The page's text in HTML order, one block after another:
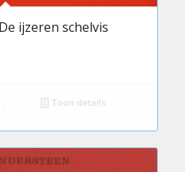
ijzeren schelvis
Toon details